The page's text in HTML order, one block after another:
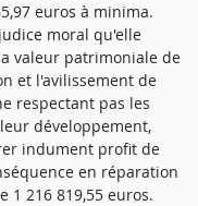
euros à minima.
moral qu'elle
valeur patrimoniale de
et l'avilissement de
respectant pas les
développement,
indument profit de
en réparation
1 216 819,55 euros.